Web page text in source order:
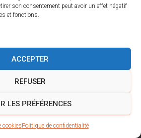
son consentement peut avoir un effet négatif
et fonctions.
ACCEPTER
REFUSER
LES PRÉFÉRENCES
cookiesPolitique de confidentialité
KOUIK AGENCY 2023